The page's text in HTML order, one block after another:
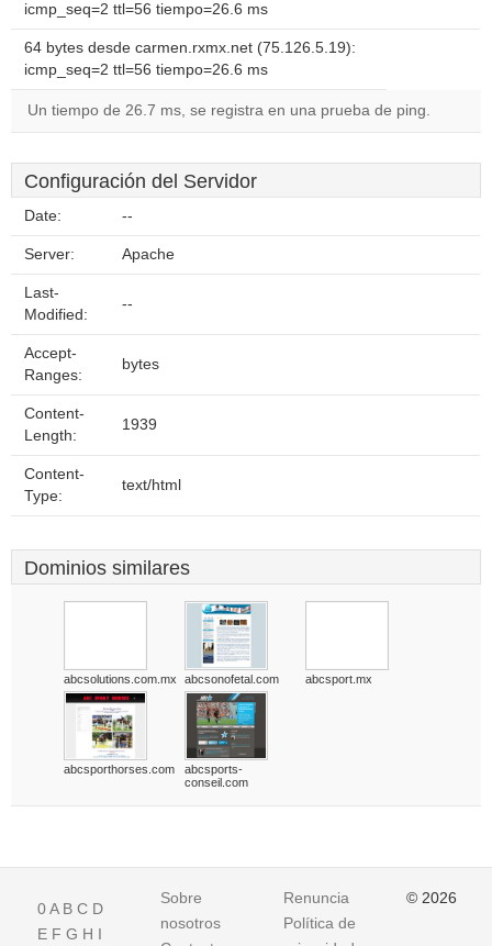
icmp_seq=2 ttl=56 tiempo=26.6 ms
64 bytes desde carmen.rxmx.net (75.126.5.19):
icmp_seq=2 ttl=56 tiempo=26.6 ms
Un tiempo de 26.7 ms, se registra en una prueba de ping.
Configuración del Servidor
Date: --
Server: Apache
Last-
Modified:
--
Accept-
Ranges:
bytes
Content-
Length:
1939
Content-
Type:
text/html
Dominios similares
abcsolutions.com.mx abcsonofetal.com abcsport.mx
abcsporthorses.com
abcsports-
conseil.com
0A B C D
E F G H I
Sobre
nosotros
Renuncia
Política de
© 2026